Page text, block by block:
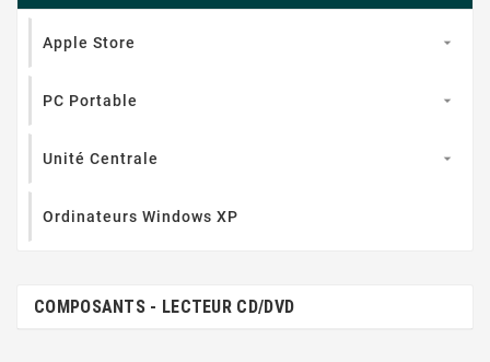
Apple Store 
PC Portable 
Unité Centrale 
Ordinateurs Windows XP
COMPOSANTS - LECTEUR CD/DVD